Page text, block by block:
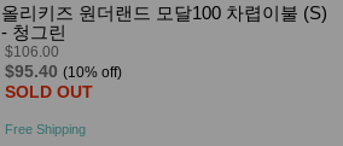
올리키즈 원더랜드 모달100 차렵이불 (S)
- 청그린
$106.00
$95.40 (10% off)
SOLD OUT
Free Shipping